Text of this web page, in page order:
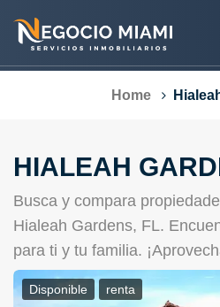
Home
HIALEAH
Busca y compara
Hialeah Gardens, FL.
para ti y tu familia.
Disponible Renta